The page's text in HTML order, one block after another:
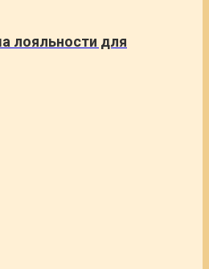
лояльности для